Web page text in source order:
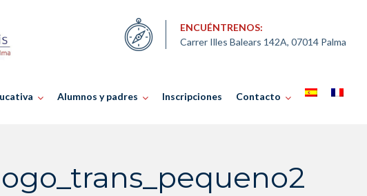
ENCUÉNTRENOS:
Carrer Illes Balears 142A, 07014 Palma
Alumnos y padres Inscripciones Contacto